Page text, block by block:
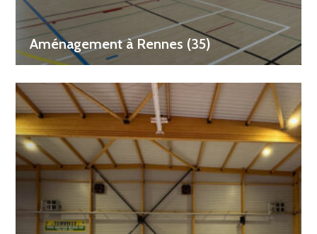
Aménagement à Rennes (35)